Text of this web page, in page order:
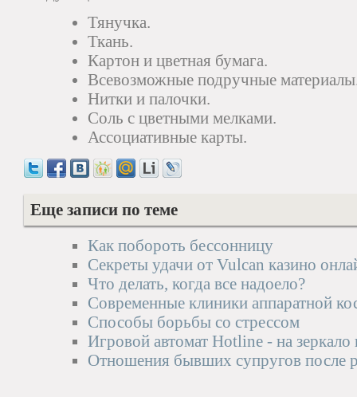
Тянучка.
Ткань.
Картон и цветная бумага.
Всевозможные подручные
Нитки и палочки.
Соль с цветными мелками.
Ассоциативные карты.
Еще записи по теме
Как побороть бессонницу
Секреты удачи от Vulcan казино
Что делать, когда все надоело?
Современные клиники аппаратной
Способы борьбы со стрессом
Игровой автомат Hotline - на зеркало
Отношения бывших супругов после